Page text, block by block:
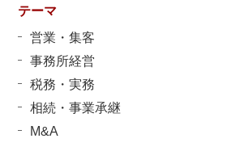
テーマ
営業・集客
事務所経営
税務・実務
相続・事業承継
M&A